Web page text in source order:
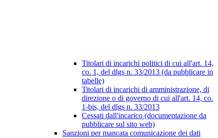
Titolari di incarichi politici di cui all'art. 14,
co. 1, del dlgs n. 33/2013 (da pubblicare in
tabelle)
Titolari di incarichi di amministrazione, di
direzione o di governo di cui all'art. 14, co.
1-bis, del dlgs n. 33/2013
Cessati dall'incarico (documentazione da
pubblicare sul sito web)
Sanzioni per mancata comunicazione dei dati